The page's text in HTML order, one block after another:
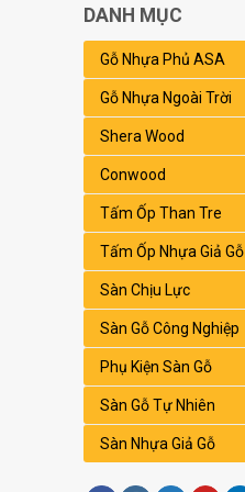
DANH MỤC
Gỗ Nhựa Phủ ASA
Gỗ Nhựa Ngoài Trời
Shera Wood
Conwood
Tấm Ốp Than Tre
Tấm Ốp Nhựa Giả Gỗ
Sàn Chịu Lực
Sàn Gỗ Công Nghiệp
Phụ Kiện Sàn Gỗ
Sàn Gỗ Tự Nhiên
Sàn Nhựa Giả Gỗ